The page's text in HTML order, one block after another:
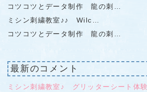
コツコツとデータ制作 龍の刺…
ミシン刺繍教室♪♪ Wilc…
コツコツとデータ制作 龍の刺…
最新のコメント
ミシン刺繍教室♪ グリッターシート体